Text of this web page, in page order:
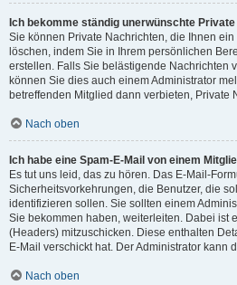
Ich bekomme ständig unerwünschte
Sie können Private Nachrichten, die Ihnen
löschen, indem Sie in Ihrem persönlichen
erstellen. Falls Sie belästigende Nachrichten
können Sie dies auch einem Administrator
betreffenden Mitglied dann verbieten, Private
Nach oben
Ich habe eine Spam-E-Mail von einem
Es tut uns leid, das zu hören. Das E-Mail-
Sicherheitsvorkehrungen, die Benutzer, die
identifizieren sollen. Sie sollten einem
Sie bekommen haben, weiterleiten. Dabei ist
(Headers) mitzuschicken. Diese enthalten
E-Mail verschickt hat. Der Administrator kann
Nach oben